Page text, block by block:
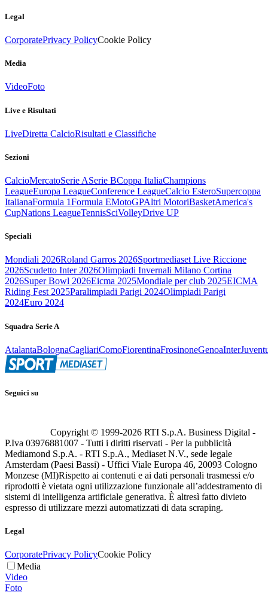
Legal
CorporatePrivacy PolicyCookie Policy
Media
VideoFoto
Live e Risultati
LiveDiretta CalcioRisultati e Classifiche
Sezioni
CalcioMercatoSerie ASerie BCoppa ItaliaChampions
LeagueEuropa LeagueConference LeagueCalcio EsteroSupercoppa
ItalianaFormula 1Formula EMotoGPAltri MotoriBasketAmerica's
CupNations LeagueTennisSciVolleyDrive UP
Speciali
Mondiali 2026Roland Garros 2026Sportmediaset Live Riccione
2026Scudetto Inter 2026Olimpiadi Invernali Milano Cortina
2026Super Bowl 2026Eicma 2025Mondiale per club 2025EICMA
Riding Fest 2025Paralimpiadi Parigi 2024Olimpiadi Parigi
2024Euro 2024
Squadra Serie A
AtalantaBolognaCagliariComoFiorentinaFrosinoneGenoaInter
Seguici su
Copyright © 1999-2026 RTI S.p.A. Business Digital -
P.Iva 03976881007 - Tutti i diritti riservati - Per la pubblicità
Mediamond S.p.A. - RTI S.p.A., Mediaset N.V., sede legale
Amsterdam (Paesi Bassi) - Uffici Viale Europa 46, 20093 Cologno
Monzese (MI)Rispetto ai contenuti e ai dati personali trasmessi e/o
riprodotti è vietata ogni utilizzazione funzionale all’addestramento di
sistemi di intelligenza artificiale generativa. È altresì fatto divieto
espresso di utilizzare mezzi automatizzati di data scraping.
Legal
CorporatePrivacy PolicyCookie Policy
Media
Video
Foto